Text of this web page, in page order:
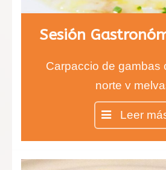
Carpaccio de gambas
norte y
Entrecot con salsa
infusionada con tomillo
ceps.
Chesse cake en
Leer